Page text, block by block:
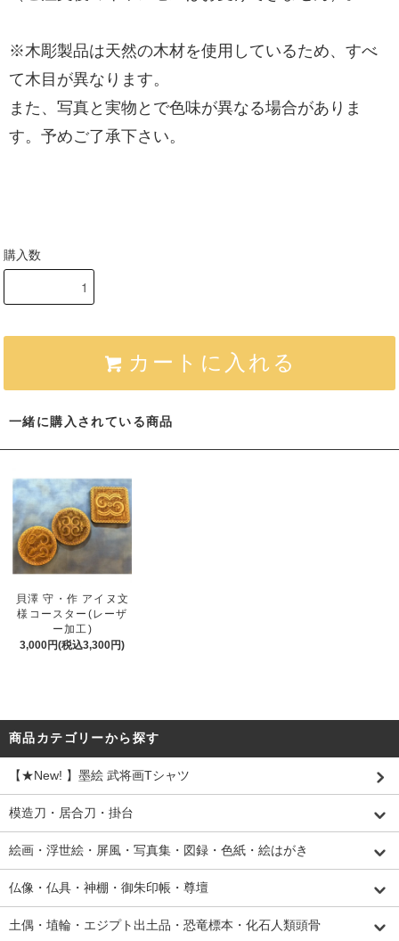
※木彫製品は天然の木材を使用しているため、すべ
て木目が異なります。
また、写真と実物とで色味が異なる場合がありま
す。予めご了承下さい。
購入数
カートに入れる
一緒に購入されている商品
貝澤 守・作 アイヌ文
様コースター(レーザ
ー加工)
3,000円(税込3,300円)
商品カテゴリーから探す
【★New! 】墨絵 武将画Tシャツ
模造刀・居合刀・掛台
絵画・浮世絵・屏風・写真集・図録・色紙・絵はがき
仏像・仏具・神棚・御朱印帳・尊壇
土偶・埴輪・エジプト出土品・恐竜標本・化石人類頭骨